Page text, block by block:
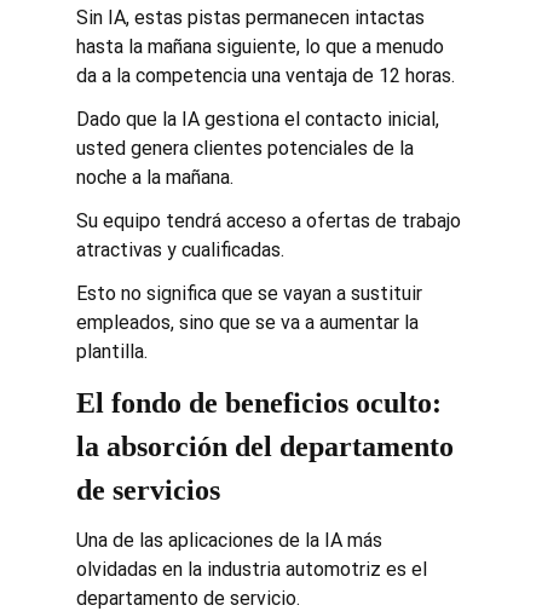
Sin IA, estas pistas permanecen intactas
hasta la mañana siguiente, lo que a menudo
da a la competencia una ventaja de 12 horas.
Dado que la IA gestiona el contacto inicial,
usted genera clientes potenciales de la
noche a la mañana.
Su equipo tendrá acceso a ofertas de trabajo
atractivas y cualificadas.
Esto no significa que se vayan a sustituir
empleados, sino que se va a aumentar la
plantilla.
El fondo de beneficios oculto:
la absorción del departamento
de servicios
Una de las aplicaciones de la IA más
olvidadas en la industria automotriz es el
departamento de servicio.